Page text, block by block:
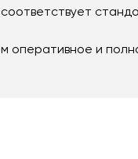
оперативное и